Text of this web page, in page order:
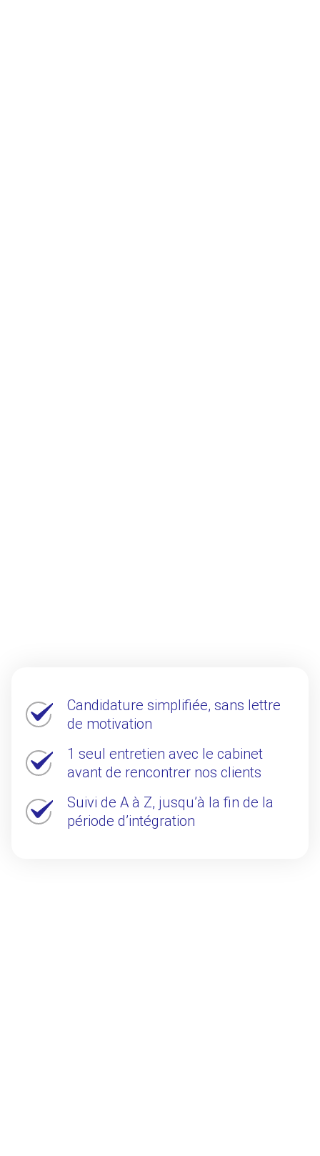
Candidature simplifiée, sans lettre
de motivation
1 seul entretien avec le cabinet
avant de rencontrer nos clients
Suivi de A à Z, jusqu’à la fin de la
période d’intégration